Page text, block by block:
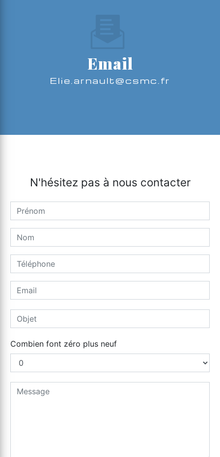
Email
elie.arnault@csmc.fr
N'hésitez pas à nous contacter
Combien font zéro plus neuf